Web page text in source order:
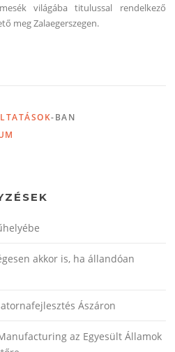
világába titulussal rendelkező
meg Zalaegerszegen.
-BAN
akkor is, ha állandóan
Ászáron
az Egyesült Államok